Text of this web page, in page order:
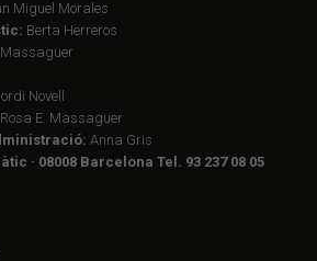
Miguel Morales
Berta Herreros
Massaguer
Novell
Rosa E. Massaguer
Anna Gris
· 08008 Barcelona Tel. 93 237 08 05